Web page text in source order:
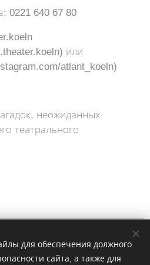
0221 640 67 80
или
atlant_koeln)
неожиданных
театрального
для обеспечения должного
сайта, а также для